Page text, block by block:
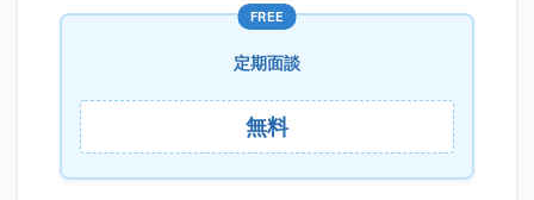
FREE
定期面談
無料